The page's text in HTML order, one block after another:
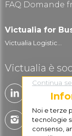
FAQ Domande
Victualia for
Victualia Logistic...
Victualia è
Continua
Noi e terze
tecnologie
consenso,